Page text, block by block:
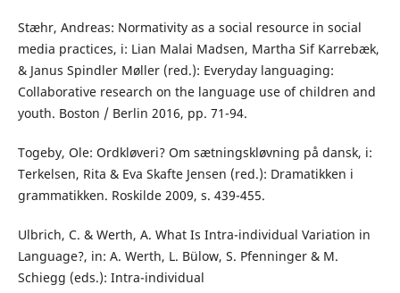
Stæhr, Andreas: Normativity as a social resource in social
media practices, i: Lian Malai Madsen, Martha Sif Karrebæk,
& Janus Spindler Møller (red.): Everyday languaging:
Collaborative research on the language use of children and
youth. Boston / Berlin 2016, pp. 71-94.
Togeby, Ole: Ordkløveri? Om sætningskløvning på dansk, i:
Terkelsen, Rita & Eva Skafte Jensen (red.): Dramatikken i
grammatikken. Roskilde 2009, s. 439-455.
Ulbrich, C. & Werth, A. What Is Intra-individual Variation in
Language?, in: A. Werth, L. Bülow, S. Pfenninger & M.
Schiegg (eds.): Intra-individual